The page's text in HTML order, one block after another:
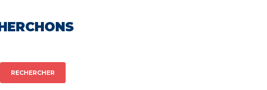
RECHERCHER